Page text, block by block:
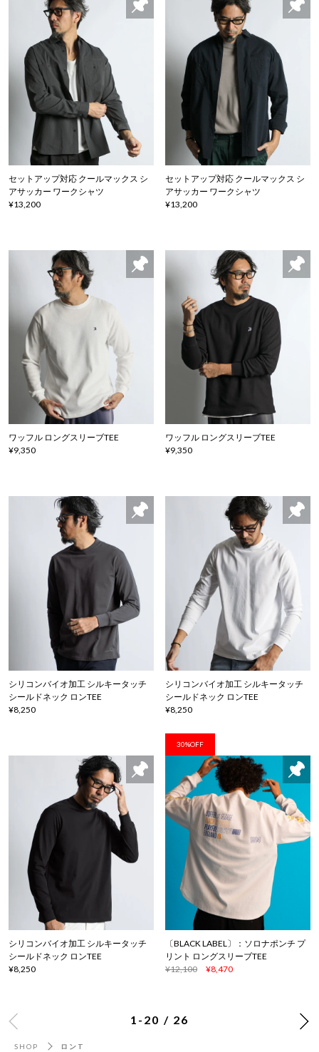
セットアップ対応 クールマックス シ
アサッカー ワークシャツ
¥13,200
セットアップ対応 クールマックス シ
アサッカー ワークシャツ
¥13,200
ワッフル ロングスリーブTEE
¥9,350
ワッフル ロングスリーブTEE
¥9,350
シリコンバイオ加工 シルキータッチ
シールドネック ロンTEE
¥8,250
シリコンバイオ加工 シルキータッチ
シールドネック ロンTEE
¥8,250
シリコンバイオ加工 シルキータッチ
シールドネック ロンTEE
¥8,250
30%OFF
〔BLACK LABEL〕：ソロナポンチ プ
リント ロングスリーブTEE
¥12,100
¥8,470
1-20 / 26
SHOP ロンT